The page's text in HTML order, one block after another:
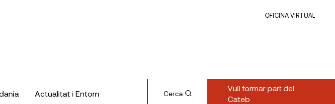
OFICINA VIRTUAL
Actualitat i Entorn Cerca
Vull formar part del
Cateb